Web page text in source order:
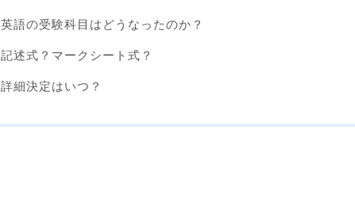
英語の受験科目はどうなったのか？
記述式？マークシート式？
詳細決定はいつ？